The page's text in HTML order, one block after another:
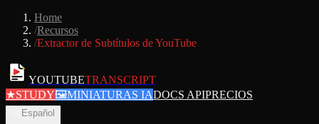
Home
/Recursos
/Extractor de Subtítulos de YouTube
YOUTUBETRANSCRIPT
★STUDY🖼MINIATURAS IADOCS APIPRECIOS
Español